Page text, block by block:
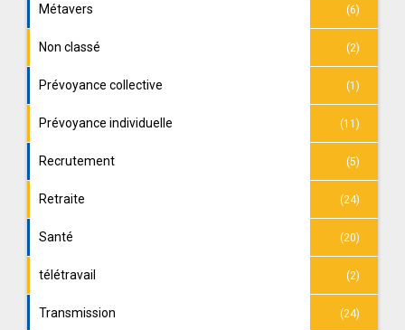
Métavers (6)
Non classé (2)
Prévoyance collective (1)
Prévoyance individuelle (11)
Recrutement (5)
Retraite (24)
Santé (20)
télétravail (2)
Transmission (24)